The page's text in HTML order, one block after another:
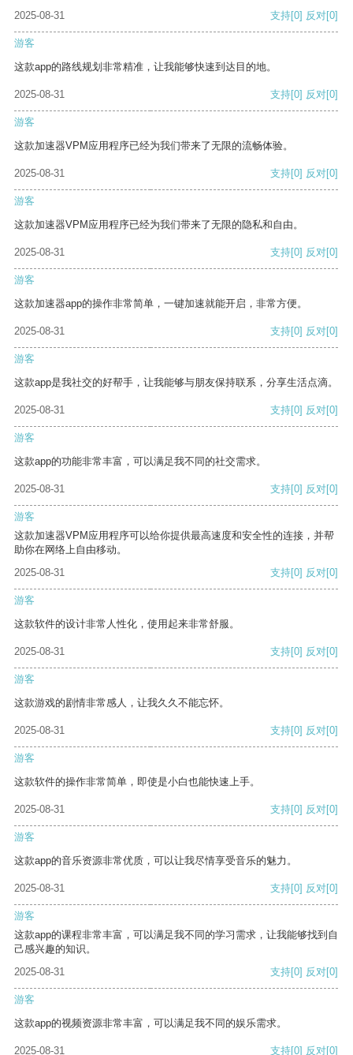
2025-08-31
支持[0] 反对[0]
游客
这款app的路线规划非常精准，让我能够快速到达目的地。
2025-08-31 支持[0] 反对[0]
游客
这款加速器VPM应用程序已经为我们带来了无限的流畅体验。
2025-08-31 支持[0] 反对[0]
游客
这款加速器VPM应用程序已经为我们带来了无限的隐私和自由。
2025-08-31 支持[0] 反对[0]
游客
这款加速器app的操作非常简单，一键加速就能开启，非常方便。
2025-08-31 支持[0] 反对[0]
游客
这款app是我社交的好帮手，让我能够与朋友保持联系，分享生活点滴。
2025-08-31 支持[0] 反对[0]
游客
这款app的功能非常丰富，可以满足我不同的社交需求。
2025-08-31 支持[0] 反对[0]
游客
这款加速器VPM应用程序可以给你提供最高速度和安全性的连接，并帮
助你在网络上自由移动。
2025-08-31
支持[0] 反对[0]
游客
这款软件的设计非常人性化，使用起来非常舒服。
2025-08-31 支持[0] 反对[0]
游客
这款游戏的剧情非常感人，让我久久不能忘怀。
2025-08-31 支持[0] 反对[0]
游客
这款软件的操作非常简单，即使是小白也能快速上手。
2025-08-31 支持[0] 反对[0]
游客
这款app的音乐资源非常优质，可以让我尽情享受音乐的魅力。
2025-08-31 支持[0] 反对[0]
游客
这款app的课程非常丰富，可以满足我不同的学习需求，让我能够找到自
己感兴趣的知识。
2025-08-31
支持[0] 反对[0]
游客
这款app的视频资源非常丰富，可以满足我不同的娱乐需求。
2025-08-31 支持[0] 反对[0]